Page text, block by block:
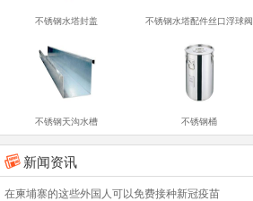
不锈钢水塔封盖 不锈钢水塔配件丝口浮球阀
不锈钢天沟水槽 不锈钢桶
 新闻资讯
在柬埔寨的这些外国人可以免费接种新冠疫苗